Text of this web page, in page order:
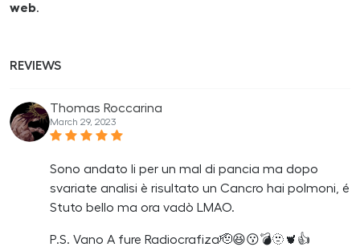
web.
REVIEWS
Thomas Roccarina
March 29, 2023
Sono andato li per un mal di pancia ma dopo
svariate analisi è risultato un Cancro hai polmoni, é
Stuto bello ma ora vadò LMAO.
P.S. Vano A fure Radiocrafiza🫡😆😗💣🫥🫀👍